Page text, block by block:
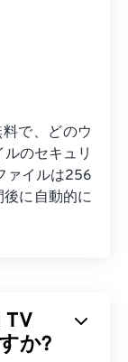
で、どのウ
のセキュリ
ァイルは256
後に自動的に
TV
か?